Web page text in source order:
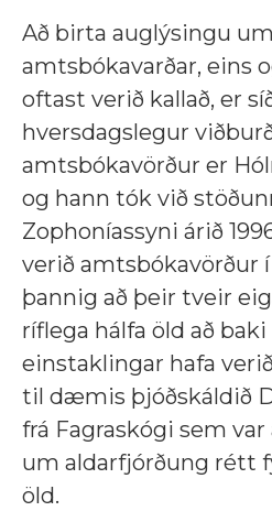
Að birta auglýsingu
amtsbókavarðar, eins
oftast verið kallað, er
hversdagslegur
amtsbókavörður er
og hann tók við
Zophoníassyni árið
verið amtsbókavörður
þannig að þeir tveir
ríflega hálfa öld að
einstaklingar hafa
til dæmis þjóðskáldið
frá Fagraskógi sem
um aldarfjórðung rétt
öld.